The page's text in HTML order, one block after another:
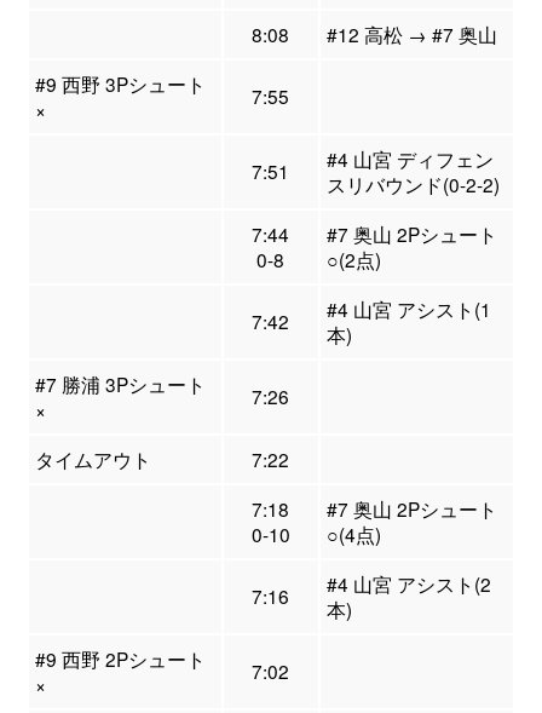
8:08
#12 高松 → #7 奥山
#9 西野 3Pシュート
×
7:55
7:51
#4 山宮 ディフェン
スリバウンド(0-2-2)
7:44
0-8
#7 奥山 2Pシュート
○(2点)
7:42
#4 山宮 アシスト(1
本)
#7 勝浦 3Pシュート
×
7:26
タイムアウト
7:22
7:18
0-10
#7 奥山 2Pシュート
○(4点)
7:16
#4 山宮 アシスト(2
本)
#9 西野 2Pシュート
×
7:02